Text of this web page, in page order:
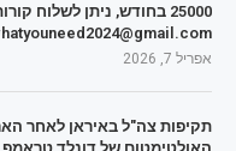
25000 בחודש, ניתן לשלוח
אפריל 7, 2026
תקיפות צה"ל באיראן לאחר